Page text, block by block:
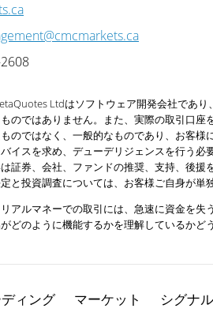
Ltdはソフトウェア開発会社であ
のではありません。また、実際の取引口
のではなく、一般的なものであり、お客
イスを求め、デューデリジェンスを行う
証券、会社、ファンドの推奨、支持、後
と投資調査については、お客様ご自身が単
リアルマネーでの取引には、急速に資金を
どのように機能するかを理解しているかど
ィング マーケット シグナル